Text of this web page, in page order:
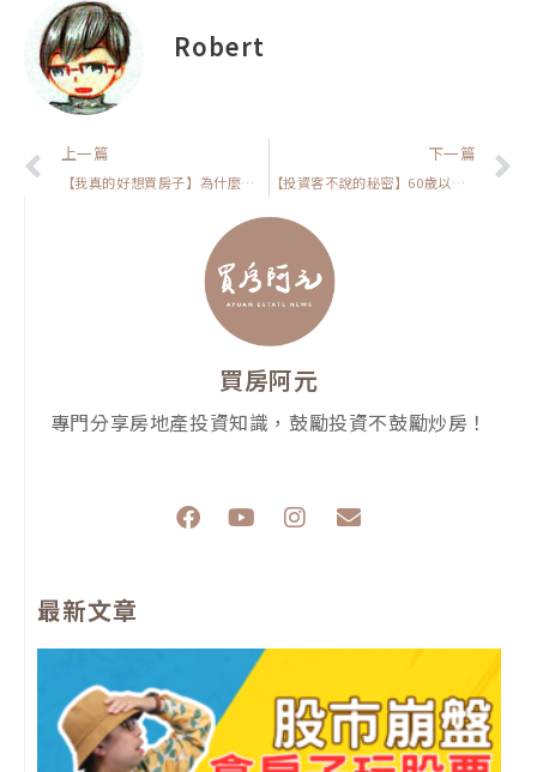
Robert
上一頁
上一篇
【我真的好想買房子】為什麼低薪的人能買得起房子，你卻不行?因為你少了這一點
下一篇
【投資客不說的秘密】60歲以上應該現金買房嗎？揭露長輩買房必知的風險！
買房阿元
專門分享房地產投資知識，鼓勵投資不鼓勵炒房！
F
a
o
Y
e
I
r
m
E
p
最新文章